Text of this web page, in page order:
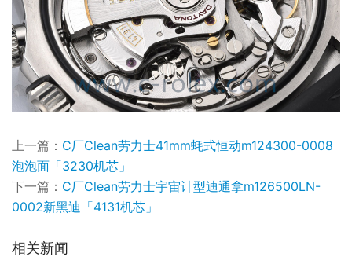
上一篇： C厂Clean劳力士41mm蚝式恒动m124300-0008
泡泡面「3230机芯」
下一篇： C厂Clean劳力士宇宙计型迪通拿m126500LN-
0002新黑迪「4131机芯」
相关新闻